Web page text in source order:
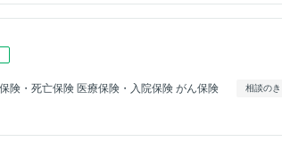
険・死亡保険 医療保険・入院保険 がん保険 相談の